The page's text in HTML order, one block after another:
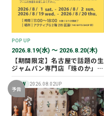
POP UP
2026.8.19(水) 〜 2026.8.20(木)
【期間限定】名古屋で話題の生
ジャムパン専門店「珠のか」
POP UP SHOP
NEW 2026.08.02UP
予告